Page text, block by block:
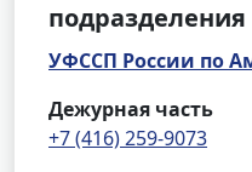
подразделения
УФССП России по
Дежурная часть
+7 (416) 259-9073